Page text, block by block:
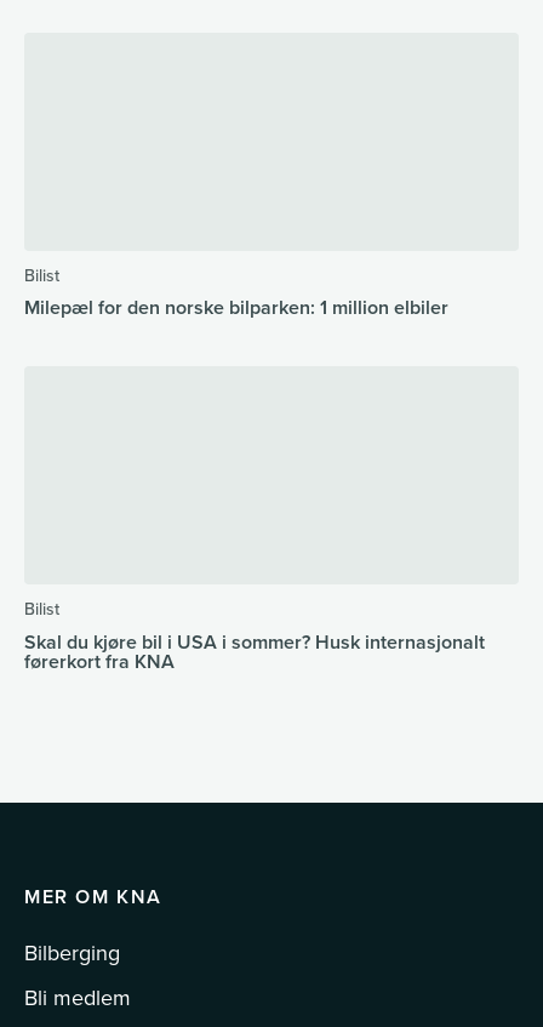
Bilist
Milepæl for den norske bilparken: 1 million elbiler
Bilist
Skal du kjøre bil i USA i sommer? Husk internasjonalt
førerkort fra KNA
MER OM KNA
Bilberging
Bli medlem